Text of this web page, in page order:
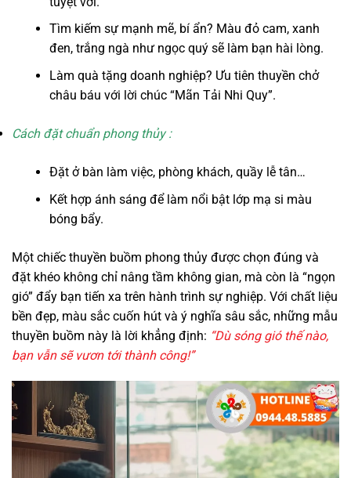
Tìm kiếm sự mạnh mẽ, bí ẩn? Màu đỏ cam, xanh
đen, trắng ngà như ngọc quý sẽ làm bạn hài lòng.
Làm quà tặng doanh nghiệp? Ưu tiên thuyền chở
châu báu với lời chúc “Mãn Tải Nhi Quy”.
Cách đặt chuẩn phong thủy :
Đặt ở bàn làm việc, phòng khách, quầy lễ tân…
Kết hợp ánh sáng để làm nổi bật lớp mạ si màu
bóng bẩy.
Một chiếc thuyền buồm phong thủy được chọn đúng và
đặt khéo không chỉ nâng tầm không gian, mà còn là “ngọn
gió” đẩy bạn tiến xa trên hành trình sự nghiệp. Với chất liệu
bền đẹp, màu sắc cuốn hút và ý nghĩa sâu sắc, những mẫu
thuyền buồm này là lời khẳng định: “Dù sóng gió thế nào,
bạn vẫn sẽ vươn tới thành công!”